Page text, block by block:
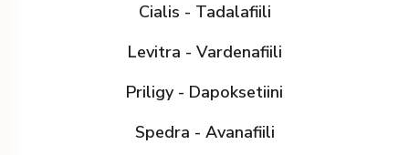
Cialis - Tadalafiili
Levitra - Vardenafiili
Priligy - Dapoksetiini
Spedra - Avanafiili